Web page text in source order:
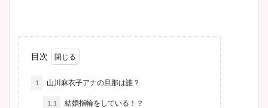
目次
1 山川麻衣子アナの旦那は誰？
1.1 結婚指輪をしている！？